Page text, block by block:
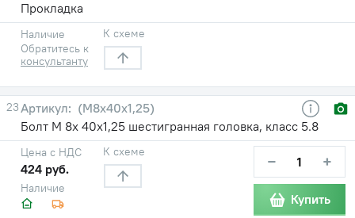
Прокладка
Наличие
Обратитесь к
консультанту
К схеме
23
(М8х40х1,25)
Болт М 8х 40х1,25 шестигранная головка, класс 5.8
Наличие
Цена с НДС
424 руб.
К схеме − +
Купить